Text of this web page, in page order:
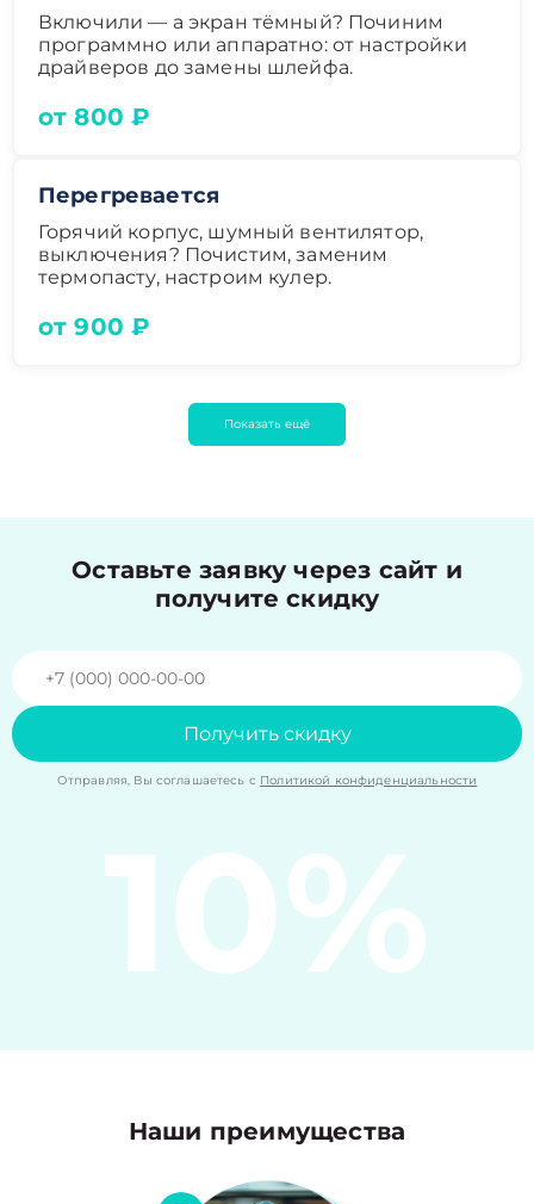
Включили — а экран тёмный? Починим
программно или аппаратно: от настройки
драйверов до замены шлейфа.
от 800 ₽
Перегревается
Горячий корпус, шумный вентилятор,
выключения? Почистим, заменим
термопасту, настроим кулер.
от 900 ₽
Показать ещё
Оставьте заявку через сайт и
получите скидку
Получить скидку
Отправляя, Вы соглашаетесь с Политикой конфиденциальности
10%
Наши преимущества